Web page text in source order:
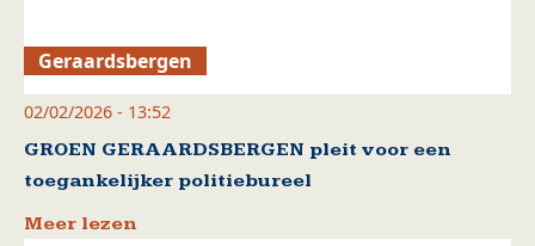
Geraardsbergen
02/02/2026 - 13:52
GROEN GERAARDSBERGEN pleit voor een
toegankelijker politiebureel
Meer lezen